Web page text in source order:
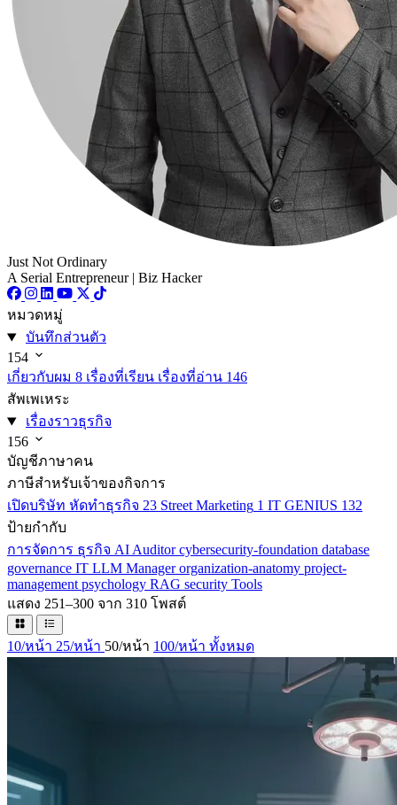
Just Not Ordinary
A Serial Entrepreneur | Biz Hacker
หมวดหมู่
บันทึกส่วนตัว
154
เกี่ยวกับผม 8 เรื่องที่เรียน เรื่องที่อ่าน 146
สัพเพเหระ
เรื่องราวธุรกิจ
156
บัญชีภาษาคน
ภาษีสำหรับเจ้าของกิจการ
เปิดบริษัท หัดทำธุรกิจ 23 Street Marketing 1 IT GENIUS 132
ป้ายกำกับ
การจัดการ ธุรกิจ AI Auditorcybersecurity-foundation database
governance IT LLM Managerorganization-anatomy project-
management psychology RAG security Tools
แสดง 251–300 จาก 310 โพสต์
10/หน้า 25/หน้า 50/หน้า 100/หน้า ทั้งหมด